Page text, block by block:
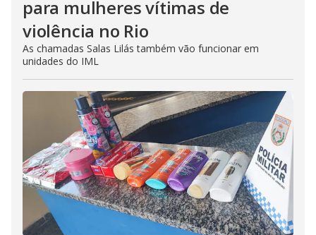
para mulheres vítimas de
violência no Rio
As chamadas Salas Lilás também vão funcionar em
unidades do IML